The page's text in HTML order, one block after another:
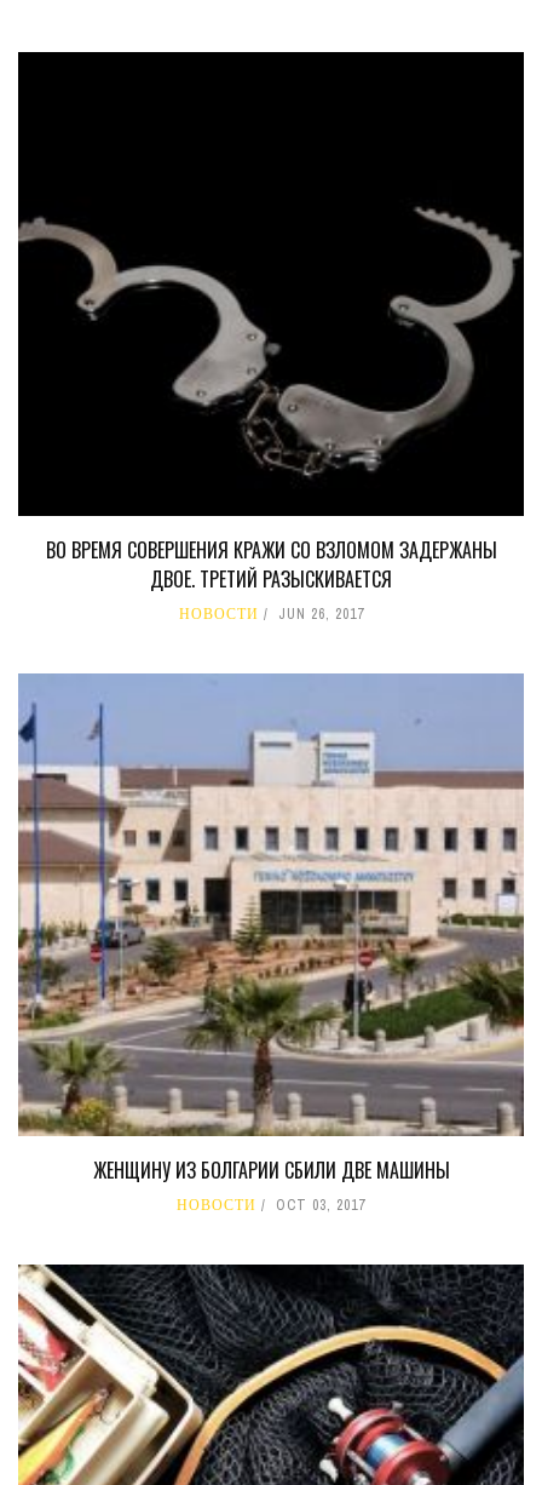
ВО ВРЕМЯ СОВЕРШЕНИЯ КРАЖИ СО ВЗЛОМОМ ЗАДЕРЖАНЫ
ДВОЕ. ТРЕТИЙ РАЗЫСКИВАЕТСЯ
НОВОСТИ JUN 26, 2017
ЖЕНЩИНУ ИЗ БОЛГАРИИ СБИЛИ ДВЕ МАШИНЫ
НОВОСТИ OCT 03, 2017